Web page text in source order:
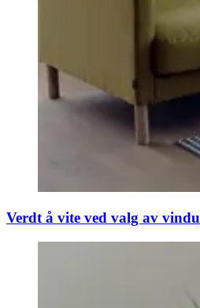
Verdt å vite ved valg av vindu